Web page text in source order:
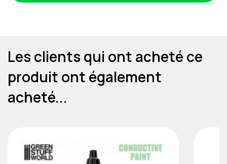
Les clients qui ont acheté ce
produit ont également
acheté...